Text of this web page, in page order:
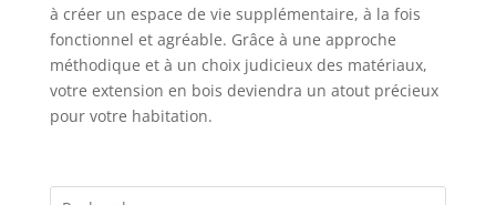
à créer un espace de vie supplémentaire, à la fois
fonctionnel et agréable. Grâce à une approche
méthodique et à un choix judicieux des matériaux,
votre extension en bois deviendra un atout précieux
pour votre habitation.